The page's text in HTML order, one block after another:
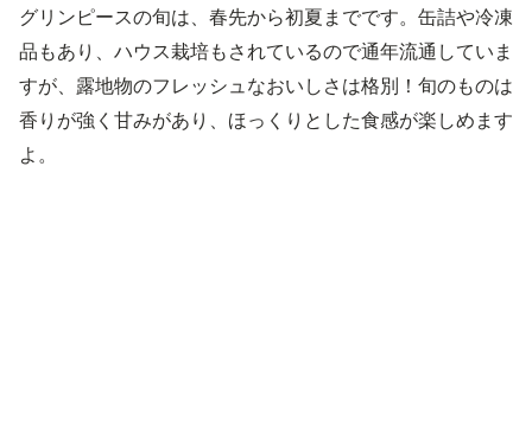
グリンピースの旬は、春先から初夏までです。缶詰や冷凍
品もあり、ハウス栽培もされているので通年流通していま
すが、露地物のフレッシュなおいしさは格別！旬のものは
香りが強く甘みがあり、ほっくりとした食感が楽しめます
よ。